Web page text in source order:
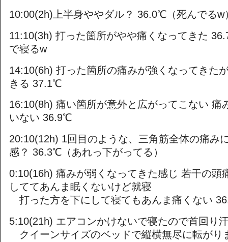
10:00(2h)上半身ややダル？ 36.0℃（死んでるw
11:10(3h) 打った箇所がやや痛くなってきた
で寝るw
14:10(6h) 打った箇所の痛みが強くなってきた
きる 37.1℃
16:10(8h) 痛い箇所が意外と広がってこない 痛
いない 36.9℃
20:10(12h) 1回目のような、三角筋全体の痛み
感？ 36.3℃（あれっ下がってる）
0:10(16h) 痛みが弱くなってきた感じ 若干の頭
しててあんま眠くないけど就寝
打った方を下にして寝てもあんま痛くない
5:10(21h) エアコンかけないで寝たので首回り
クイーンサイズのベッドで縦横無尽に転がり